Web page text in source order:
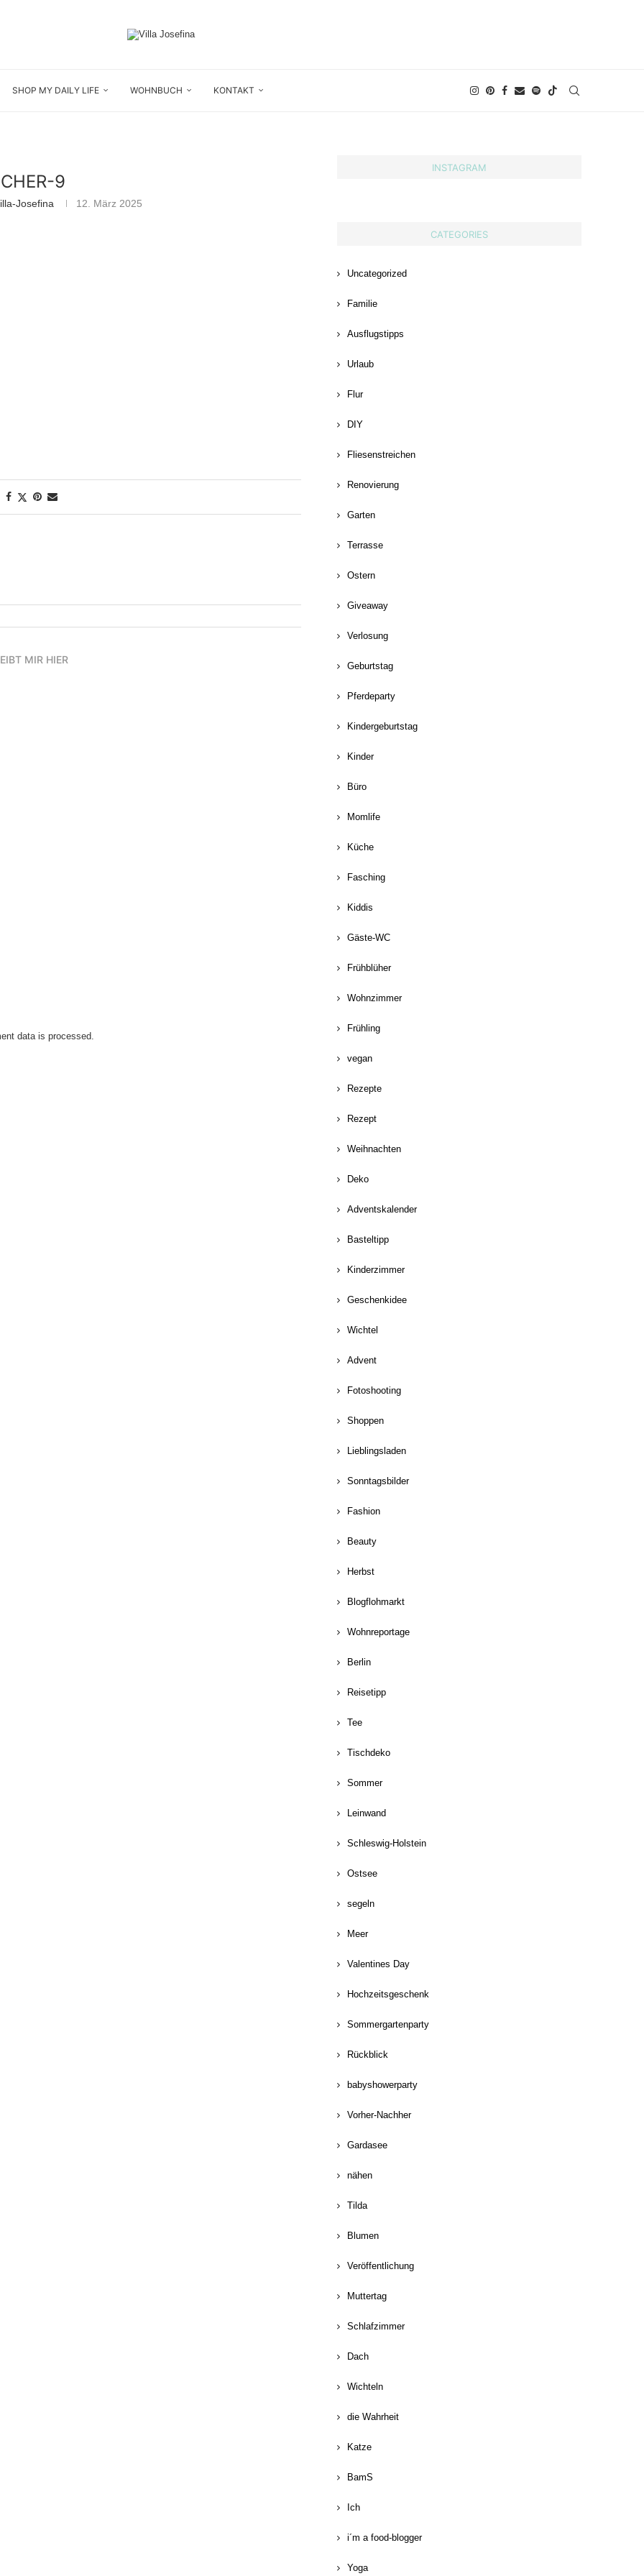
SHOP MY DAILY LIFE WOHNBUCH KONTAKT
9
Josefina 12. März 2025
MIR HIER
data is processed.
INSTAGRAM
CATEGORIES
Uncategorized
Familie
Ausflugstipps
Urlaub
Flur
DIY
Fliesenstreichen
Renovierung
Garten
Terrasse
Ostern
Giveaway
Verlosung
Geburtstag
Pferdeparty
Kindergeburtstag
Kinder
Büro
Momlife
Küche
Fasching
Kiddis
Gäste-WC
Frühblüher
Wohnzimmer
Frühling
vegan
Rezepte
Rezept
Weihnachten
Deko
Adventskalender
Basteltipp
Kinderzimmer
Geschenkidee
Wichtel
Advent
Fotoshooting
Shoppen
Lieblingsladen
Sonntagsbilder
Fashion
Beauty
Herbst
Blogflohmarkt
Wohnreportage
Berlin
Reisetipp
Tee
Tischdeko
Sommer
Leinwand
Schleswig-Holstein
Ostsee
segeln
Meer
Valentines Day
Hochzeitsgeschenk
Sommergartenparty
Rückblick
babyshowerparty
Vorher-Nachher
Gardasee
nähen
Tilda
Blumen
Veröffentlichung
Muttertag
Schlafzimmer
Dach
Wichteln
die Wahrheit
Katze
BamS
Ich
i´m a food-blogger
Yoga